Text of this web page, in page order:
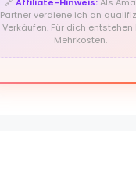
Partner verdiene ich an
Verkäufen. Für dich entstehen
Mehrkosten.